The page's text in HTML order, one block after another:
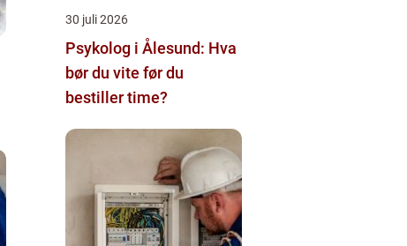
30 juli 2026
Psykolog i Ålesund: Hva
bør du vite før du
bestiller time?